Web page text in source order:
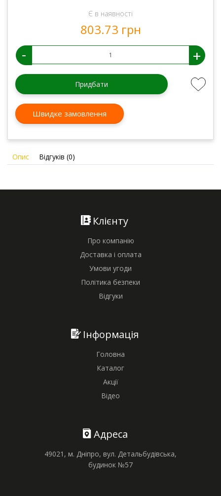
Є в наявності
803.73 грн
- +
Придбати
Швидке замовлення
Опис Відгуків (0)
Клієнту
Про компанію
Доставка і оплата
Умови угоди
Політика безпеки
Відгуки
Інформація
Головна
Каталог
Акції
Відео
Адреса
49021, м. Дніпро, вул. Детальбудівська,
будинок №57